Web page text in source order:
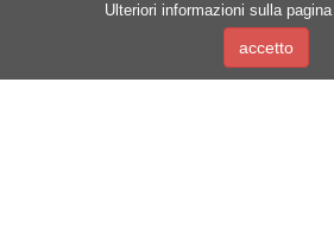
Ulteriori informazioni sulla pagina